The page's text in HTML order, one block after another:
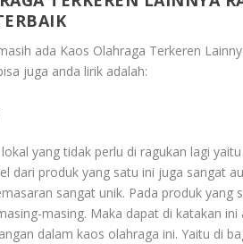
ada Kaos Olahraga Terkeren
juga anda lirik adalah:
yang tidak perlu di ragukan lagi
dari produk yang satu ini juga sangat
sangat unik. Pada produk
masing. Maka dapat di katakan
dalam kaos olahraga ini. Yaitu di